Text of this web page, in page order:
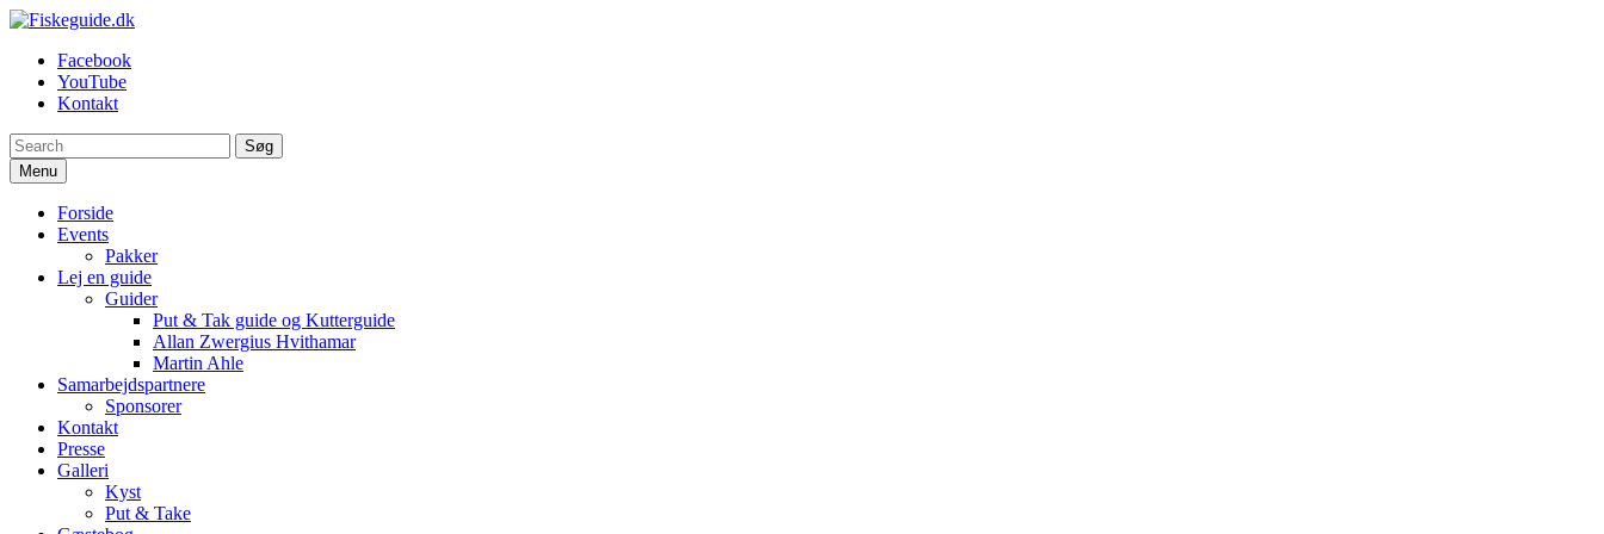
Spring
indhold
Fiskeguide.dk
En fiskeguide, der skaffer dig en uforglemmelig fight
Facebook
YouTube
Kontakt
Søg
Menu
Forside
Events
Pakker
Lej en guide
Guider
Put & Tak guide og Kutterguide
Allan Zwergius Hvithamar
Martin Ahle
Samarbejdspartnere
Sponsorer
Kontakt
Presse
Galleri
Kyst
Put & Take